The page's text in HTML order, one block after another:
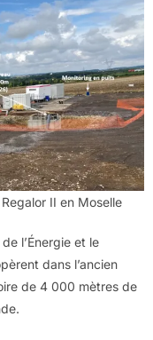
II en Moselle
l’Énergie et le
dans l’ancien
de 4 000 mètres de